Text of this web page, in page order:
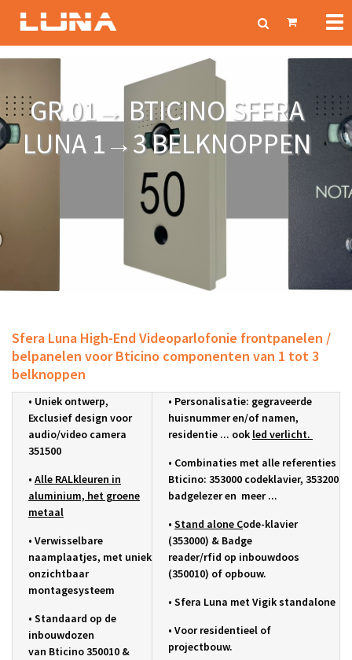
GR.01→ BTICINO SFERA
LUNA 1→3 BELKNOPPEN
Sfera Luna High-End Videoparlofonie frontpanelen /
belpanelen voor Bticino componenten van 1 tot 3
belknoppen
• Uniek ontwerp,
Exclusief design voor
audio/video camera
351500
• Alle RALkleuren in
aluminium, het groene
metaal
• Verwisselbare
naamplaatjes, met uniek
onzichtbaar
montagesysteem
• Standaard op de
inbouwdozen
van Bticino 350010 &
• Personalisatie: gegraveerde
huisnummer en/of namen,
residentie ... ook led verlicht.
• Combinaties met alle referenties
Bticino: 353000 codeklavier, 353200
badgelezer en meer ...
• Stand alone Code-klavier
(353000) & Badge
reader/rfid op inbouwdoos
(350010) of opbouw.
• Sfera Luna met Vigik standalone
• Voor residentieel of
projectbouw.